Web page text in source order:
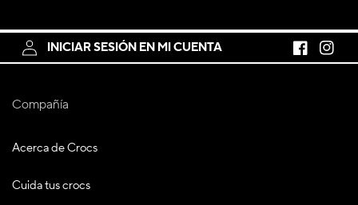
INICIAR SESIÓN EN MI CUENTA Facebook
Compañía
Acerca de Crocs
Cuida tus crocs